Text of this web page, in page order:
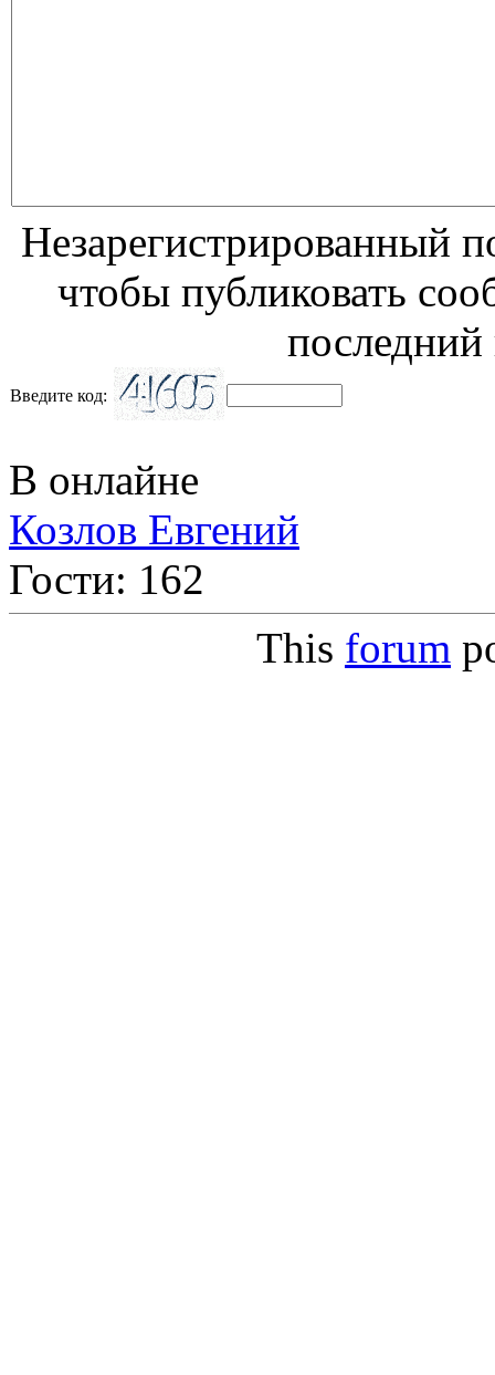
Незарегистрированный
чтобы публиковать
Введите код:
В онлайне
Козлов Евгений
Гости: 162
This forum